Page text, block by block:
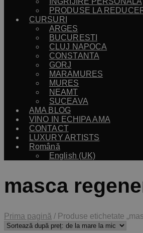
PRODUSE LA
CURSURI
ARGES
BUCURESTI
CLUJ NAPOCA
CONSTANTA
GORJ
MARAMURES
MURES
NEAMT
SUCEAVA
AMA BLOG
VINO IN ECHIPA AMA
CONTACT
LUXURY ARTISTS
Română
English (UK)
masca
Prima pagină / Produse etichetate